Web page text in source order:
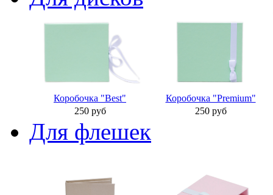
Коробочка "Best"
Коробочка "Premium"
250 руб
250 руб
Для флешек